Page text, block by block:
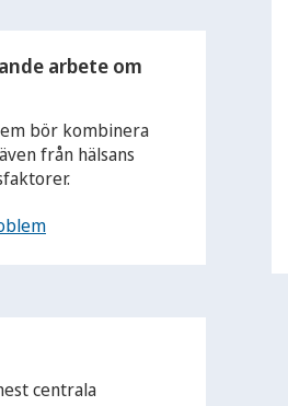
arbete om
bör kombinera
från hälsans
centrala